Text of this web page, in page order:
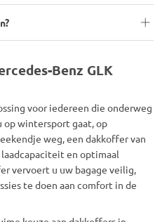
Benz GLK
voor iedereen die onderweg
op wintersport gaat, op
weg, een dakkoffer van
en optimaal
vervoert u uw bagage veilig,
te doen aan comfort in de